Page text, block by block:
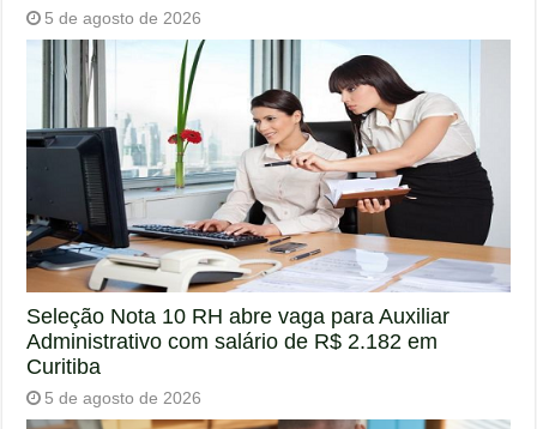
5 de agosto de 2026
Seleção Nota 10 RH abre vaga para Auxiliar
Administrativo com salário de R$ 2.182 em
Curitiba
5 de agosto de 2026